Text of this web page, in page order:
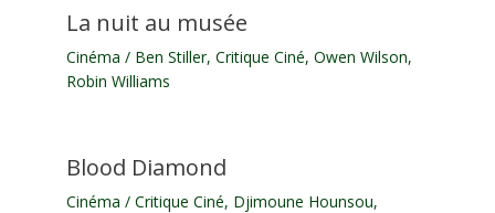
La nuit au musée
Cinéma / Ben Stiller, Critique Ciné, Owen Wilson,
Robin Williams
Blood Diamond
Cinéma / Critique Ciné, Djimoune Hounsou,